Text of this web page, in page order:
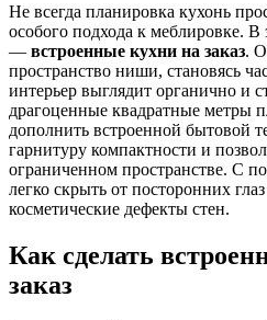
Не всегда планировка кухонь
особого подхода к меблировке.
— встроенные кухни на заказ.
пространство ниши, становясь
интерьер выглядит органично и
драгоценные квадратные метры
дополнить встроенной бытовой
гарнитуру компактности и
ограниченном пространстве. С
легко скрыть от посторонних
косметические дефекты стен.
Как сделать
заказ